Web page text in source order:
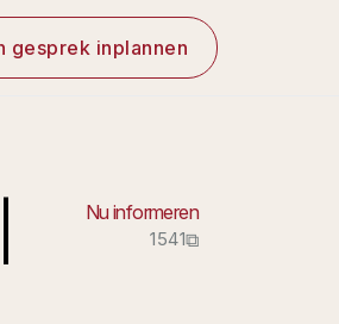
gesprek inplannen
Nu informeren
1541⧉